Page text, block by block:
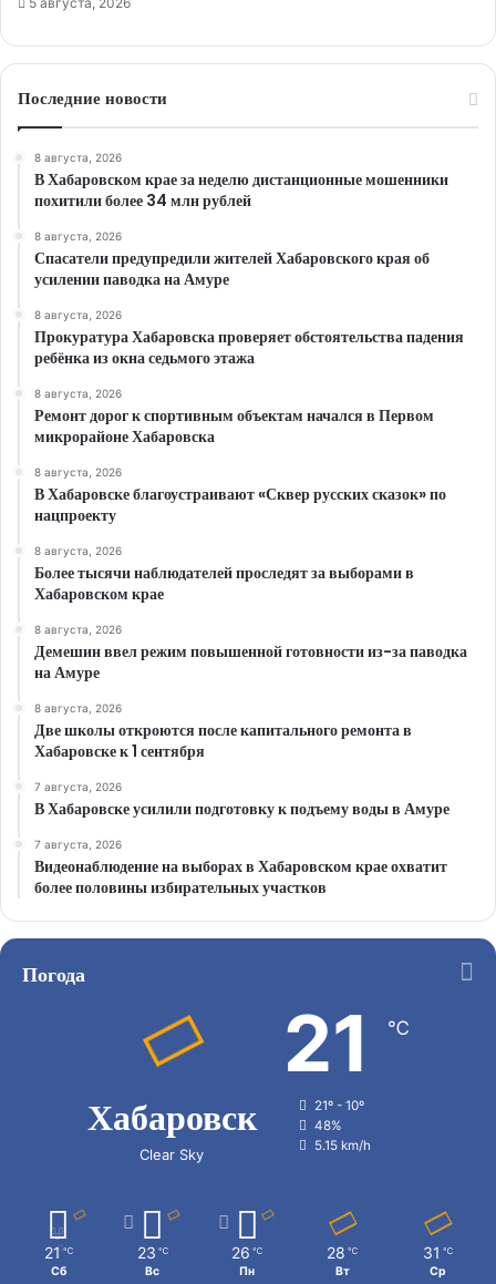
Последние новости
8 августа, 2026
В Хабаровском крае за неделю дистанционные мошенники
похитили более 34 млн рублей
8 августа, 2026
Спасатели предупредили жителей Хабаровского края об
усилении паводка на Амуре
8 августа, 2026
Прокуратура Хабаровска проверяет обстоятельства падения
ребёнка из окна седьмого этажа
8 августа, 2026
Ремонт дорог к спортивным объектам начался в Первом
микрорайоне Хабаровска
8 августа, 2026
В Хабаровске благоустраивают «Сквер русских сказок» по
нацпроекту
8 августа, 2026
Более тысячи наблюдателей проследят за выборами в
Хабаровском крае
8 августа, 2026
Демешин ввел режим повышенной готовности из-за паводка
на Амуре
8 августа, 2026
Две школы откроются после капитального ремонта в
Хабаровске к 1 сентября
7 августа, 2026
В Хабаровске усилили подготовку к подъему воды в Амуре
7 августа, 2026
Видеонаблюдение на выборах в Хабаровском крае охватит
более половины избирательных участков
Погода
Хабаровск
Clear Sky
21 ℃
21º - 10º
48%
5.15 km/h
21 ℃
Сб
23 ℃
Вс
26 ℃
Пн
28 ℃
Вт
31 ℃
Ср